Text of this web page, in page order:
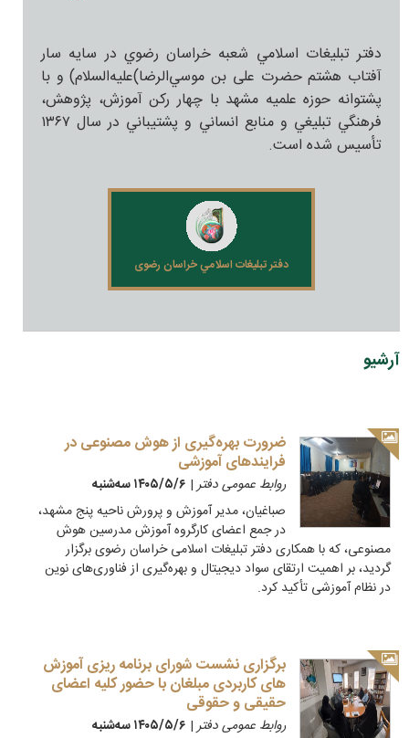
دفتر تبليغات اسلامي شعبه خراسان رضوي در سايه سار
آفتاب هشتم حضرت علی بن موسي‌الرضا)علیه‌السلام) و با
پشتوانه حوزه علميه مشهد با چهار رکن آموزش، پژوهش،
فرهنگي تبليغي و منابع انساني و پشتيباني در سال ۱۳۶۷
تأسيس شده است.
دفتر تبليغات اسلامي خراسان رضوی
آرشیو
ضرورت بهره‌گیری از هوش مصنوعی در
فرایندهای آموزشی
روابط عمومی دفتر| ۱۴۰۵/۵/۶ سه‌شنبه
صباغیان، مدیر آموزش و پرورش ناحیه پنج مشهد،
در جمع اعضای کارگروه آموزش مدرسین هوش
مصنوعی، که با همکاری دفتر تبلیغات اسلامی خراسان رضوی برگزار
گردید، بر اهمیت ارتقای سواد دیجیتال و بهره‌گیری از فناوری‌های نوین
در نظام آموزشی تأکید کرد.
برگزاری نشست شورای برنامه ریزی آموزش
های کاربردی مبلغان با حضور کلیه اعضای
حقیقی و حقوقی
روابط عمومی دفتر| ۱۴۰۵/۵/۶ سه‌شنبه